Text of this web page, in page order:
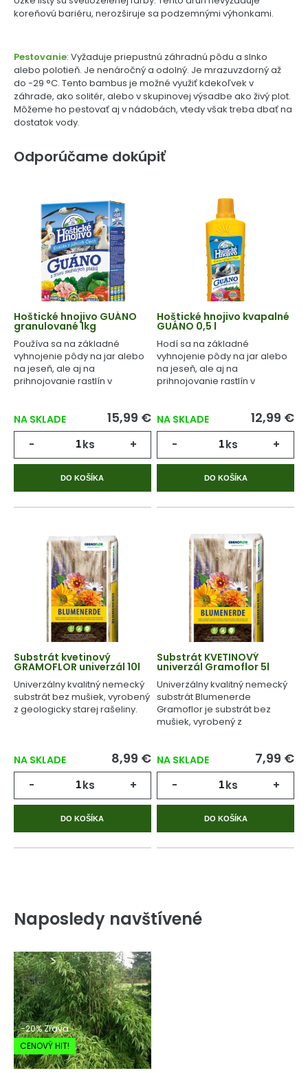
koreňovú bariéru, nerozširuje sa podzemnými výhonkami.
Pestovanie: Vyžaduje priepustnú záhradnú pôdu a slnko
alebo polotieň. Je nenáročný a odolný. Je mrazuvzdorný až
do -29 °C. Tento bambus je možné využiť kdekoľvek v
záhrade, ako solitér, alebo v skupinovej výsadbe ako živý plot.
Môžeme ho pestovať aj v nádobách, vtedy však treba dbať na
dostatok vody.
Odporúčame dokúpiť
Hoštické hnojivo GUÁNO
granulované 1kg
Používa sa na základné
vyhnojenie pôdy na jar alebo
na jeseň, ale aj na
prihnojovanie rastlín v
NA SKLADE 15,99 €
- ks +
DO KOŠÍKA
Hoštické hnojivo kvapalné
GUÁNO 0,5 l
Hodí sa na základné
vyhnojenie pôdy na jar alebo
na jeseň, ale aj na
prihnojovanie rastlín v
NA SKLADE 12,99 €
- ks +
DO KOŠÍKA
Substrát kvetinový
GRAMOFLOR univerzál 10l
Univerzálny kvalitný nemecký
substrát bez mušiek, vyrobený
z geologicky starej rašeliny.
NA SKLADE 8,99 €
- ks +
DO KOŠÍKA
Substrát KVETINOVÝ
univerzál Gramoflor 5l
Univerzálny kvalitný nemecký
substrát Blumenerde
Gramoflor je substrát bez
mušiek, vyrobený z
NA SKLADE 7,99 €
- ks +
DO KOŠÍKA
Naposledy navštívené
-20% Zľava
CENOVÝ HIT!